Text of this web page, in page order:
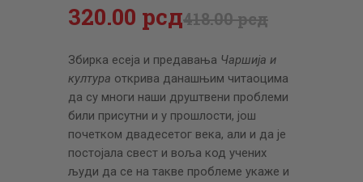
418.00рсд
320.00 рсд
Збирка есеја и предавања Чаршија и
култура открива данашњим читаоцима
да су многи наши друштвени проблеми
били присутни и у прошлости, још
почетком двадесетог века, али и да је
постојала свест и воља код учених
људи да се на такве проблеме укаже и